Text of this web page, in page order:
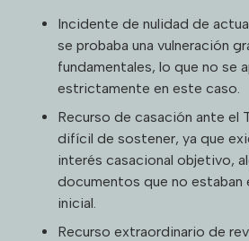
Incidente de nulidad de
se probaba una vulneración
fundamentales, lo que no se
estrictamente en este caso.
Recurso de casación ante el
difícil de sostener, ya que
interés casacional objetivo,
documentos que no estaban
inicial.
Recurso extraordinario de